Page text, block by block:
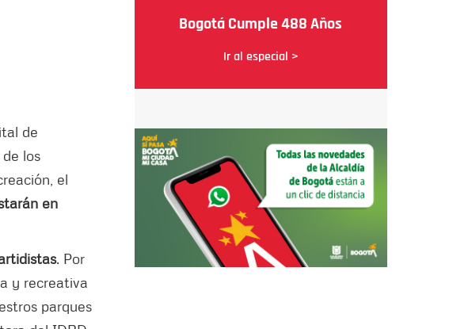
de
los
el
en
. Por
y recreativa
parques
Bogotá Cumple 488 Años
Ir al especial >